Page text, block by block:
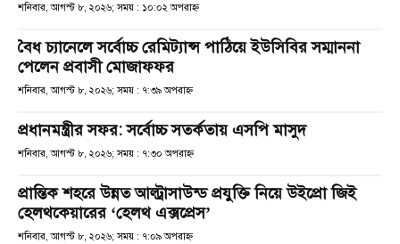
শনিবার, আগস্ট ৮, ২০২৬; সময় : ১০:০২ অপরাহ্ণ
বৈধ চ্যানেলে সর্বোচ্চ রেমিট্যান্স পাঠিয়ে ইউসিবির সম্মাননা
পেলেন প্রবাসী মোজাফফর
শনিবার, আগস্ট ৮, ২০২৬; সময় : ৭:৩৯ অপরাহ্ণ
প্রধানমন্ত্রীর সফর: সর্বোচ্চ সতর্কতায় এসপি মাসুদ
শনিবার, আগস্ট ৮, ২০২৬; সময় : ৭:৩০ অপরাহ্ণ
প্রান্তিক শহরে উন্নত আল্ট্রাসাউন্ড প্রযুক্তি নিয়ে উইপ্রো জিই
হেলথকেয়ারের ‘হেলথ এক্সপ্রেস’
শনিবার, আগস্ট ৮, ২০২৬; সময় : ৭:০৯ অপরাহ্ণ